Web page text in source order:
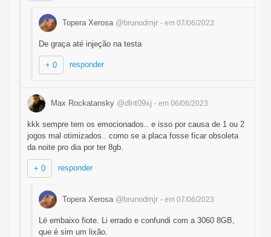
Topera Xerosa @brunodmjr - em 07/06/2023
De graça até injeção na testa
+ 0 responder
Max Rockatansky @dlnt09xj - em 06/06/2023
kkk sempre tem os emocionados.. e isso por causa de 1 ou 2
jogos mal otimizados.. como se a placa fosse ficar obsoleta
da noite pro dia por ter 8gb.
+ 0 responder
Topera Xerosa @brunodmjr - em 07/06/2023
Lë embaixo fiote. Li errado e confundi com a 3060 8GB,
que é sim um lixão.